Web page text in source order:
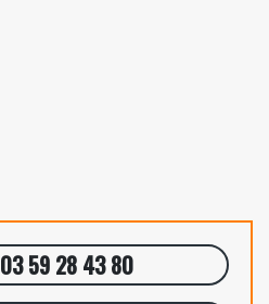
03 59 28 43 80